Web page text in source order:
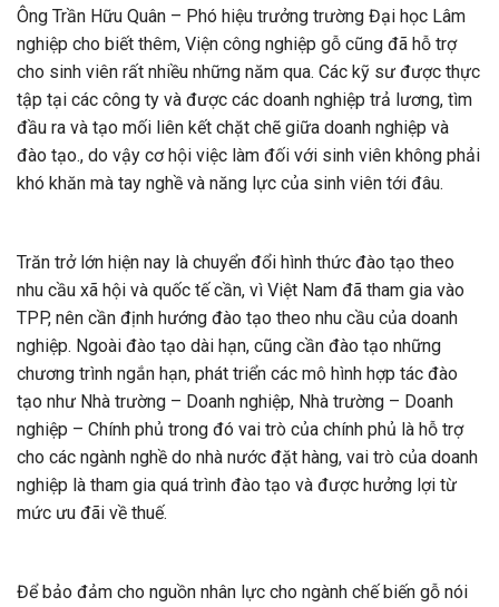
Ông Trần Hữu Quân – Phó hiệu trưởng trường Đại học Lâm
nghiệp cho biết thêm, Viện công nghiệp gỗ cũng đã hỗ trợ
cho sinh viên rất nhiều những năm qua. Các kỹ sư được thực
tập tại các công ty và được các doanh nghiệp trả lương, tìm
đầu ra và tạo mối liên kết chặt chẽ giữa doanh nghiệp và
đào tạo., do vậy cơ hội việc làm đối với sinh viên không phải
khó khăn mà tay nghề và năng lực của sinh viên tới đâu.
Trăn trở lớn hiện nay là chuyển đổi hình thức đào tạo theo
nhu cầu xã hội và quốc tế cần, vì Việt Nam đã tham gia vào
TPP, nên cần định hướng đào tạo theo nhu cầu của doanh
nghiệp. Ngoài đào tạo dài hạn, cũng cần đào tạo những
chương trình ngắn hạn, phát triển các mô hình hợp tác đào
tạo như Nhà trường – Doanh nghiệp, Nhà trường – Doanh
nghiệp – Chính phủ trong đó vai trò của chính phủ là hỗ trợ
cho các ngành nghề do nhà nước đặt hàng, vai trò của doanh
nghiệp là tham gia quá trình đào tạo và được hưởng lợi từ
mức ưu đãi về thuế.
Để bảo đảm cho nguồn nhân lực cho ngành chế biến gỗ nói